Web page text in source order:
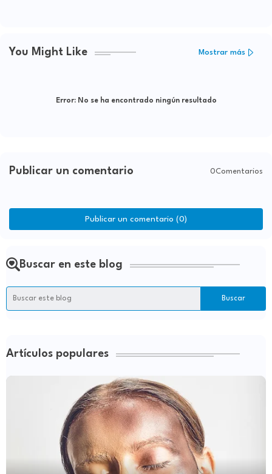
You Might Like Mostrar más
Error:No se ha encontrado ningún resultado
Publicar un comentario 0Comentarios
Publicar un comentario (0)
Buscar en este blog
Artículos populares